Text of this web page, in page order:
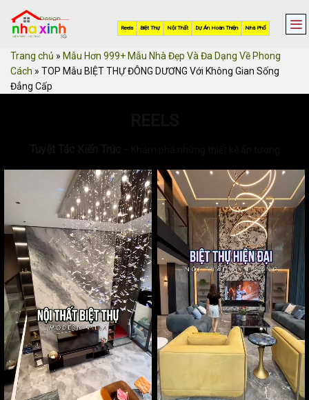
content
Trang chủ » Mẫu Hơn 999+ Mẫu Nhà Đẹp Và Đa Dạng Về Phong
Cách » TOP Mẫu BIỆT THỰ ĐÔNG DƯƠNG Với Không Gian Sống
Đẳng Cấp
Nhà Phố
Dự Án Hoàn Thiện
Nội Thất
Biệt Thự
Reels